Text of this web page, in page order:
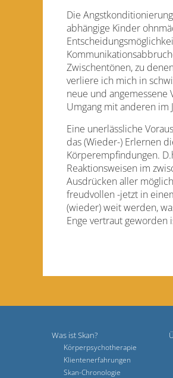
Die
abhängige Kinder
Zwischentönen, zu
verliere ich mich in
neue und
Umgang mit anderen im
Eine unerlässliche
das (Wieder-) Erlernen
Körperempfindungen.
Reaktionsweisen im
Ausdrücken aller
freudvollen -jetzt in
(wieder) weit werden,
Enge vertraut geworden
Was ist Skan?
Körperpsychotherapie
Klientenerfahrungen
Skan-Chronologie